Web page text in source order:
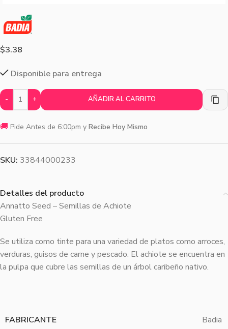
$3.38
Disponible para entrega
- + AÑADIR AL CARRITO
🚚 Pide Antes de 6:00pm y Recibe Hoy Mismo
SKU: 33844000233
Detalles del producto
Annatto Seed – Semillas de Achiote
Gluten Free
Se utiliza como tinte para una variedad de platos como arroces,
verduras, guisos de carne y pescado. El achiote se encuentra en
la pulpa que cubre las semillas de un árbol caribeño nativo.
FABRICANTE Badia